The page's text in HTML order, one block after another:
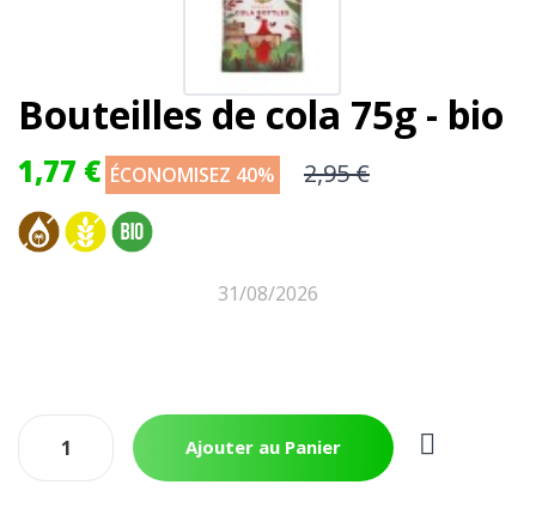
Bouteilles de cola 75g - bio
1,77 € ÉCONOMISEZ 40% 2,95 €
31/08/2026
Ajouter au Panier